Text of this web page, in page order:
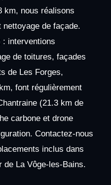
km, nous réalisons
de façade.
: interventions
de toitures, façades
de Les Forges,
font régulièrement
(21.3 km de
carbone et drone
Contactez-nous
inclus dans
de La Vôge-les-Bains.